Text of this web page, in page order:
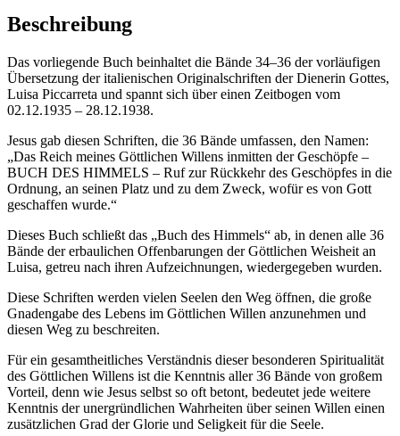
Beschreibung
Das vorliegende Buch beinhaltet die Bände 34–36 der vorläufigen
Übersetzung der italienischen Originalschriften der Dienerin Gottes,
Luisa Piccarreta und spannt sich über einen Zeitbogen vom
02.12.1935 – 28.12.1938.
Jesus gab diesen Schriften, die 36 Bände umfassen, den Namen:
„Das Reich meines Göttlichen Willens inmitten der Geschöpfe –
BUCH DES HIMMELS – Ruf zur Rückkehr des Geschöpfes in die
Ordnung, an seinen Platz und zu dem Zweck, wofür es von Gott
geschaffen wurde.“
Dieses Buch schließt das „Buch des Himmels“ ab, in denen alle 36
Bände der erbaulichen Offenbarungen der Göttlichen Weisheit an
Luisa, getreu nach ihren Aufzeichnungen, wiedergegeben wurden.
Diese Schriften werden vielen Seelen den Weg öffnen, die große
Gnadengabe des Lebens im Göttlichen Willen anzunehmen und
diesen Weg zu beschreiten.
Für ein gesamtheitliches Verständnis dieser besonderen Spiritualität
des Göttlichen Willens ist die Kenntnis aller 36 Bände von großem
Vorteil, denn wie Jesus selbst so oft betont, bedeutet jede weitere
Kenntnis der unergründlichen Wahrheiten über seinen Willen einen
zusätzlichen Grad der Glorie und Seligkeit für die Seele.